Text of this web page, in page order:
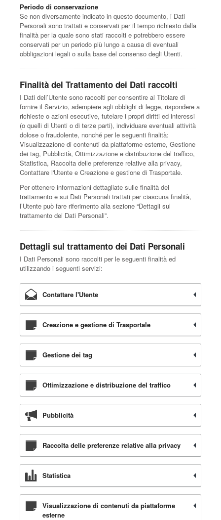
Periodo di conservazione
Se non diversamente indicato in questo documento, i Dati
Personali sono trattati e conservati per il tempo richiesto dalla
finalità per la quale sono stati raccolti e potrebbero essere
conservati per un periodo più lungo a causa di eventuali
obbligazioni legali o sulla base del consenso degli Utenti.
Finalità del Trattamento dei Dati raccolti
I Dati dell’Utente sono raccolti per consentire al Titolare di
fornire il Servizio, adempiere agli obblighi di legge, rispondere a
richieste o azioni esecutive, tutelare i propri diritti ed interessi
(o quelli di Utenti o di terze parti), individuare eventuali attività
dolose o fraudolente, nonché per le seguenti finalità:
Visualizzazione di contenuti da piattaforme esterne, Gestione
dei tag, Pubblicità, Ottimizzazione e distribuzione del traffico,
Statistica, Raccolta delle preferenze relative alla privacy,
Contattare l'Utente e Creazione e gestione di Trasportale.
Per ottenere informazioni dettagliate sulle finalità del
trattamento e sui Dati Personali trattati per ciascuna finalità,
l’Utente può fare riferimento alla sezione “Dettagli sul
trattamento dei Dati Personali”.
Dettagli sul trattamento dei Dati Personali
I Dati Personali sono raccolti per le seguenti finalità ed
utilizzando i seguenti servizi:
Contattare l'Utente
Creazione e gestione di Trasportale
Gestione dei tag
Ottimizzazione e distribuzione del traffico
Pubblicità
Raccolta delle preferenze relative alla privacy
Statistica
Visualizzazione di contenuti da piattaforme
esterne